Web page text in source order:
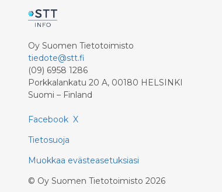
Oy Suomen Tietotoimisto
tiedote@stt.fi
(09) 6958 1286
Porkkalankatu 20 A, 00180 HELSINKI
Suomi – Finland
Facebook X
Tietosuoja
Muokkaa evästeasetuksiasi
© Oy Suomen Tietotoimisto 2026